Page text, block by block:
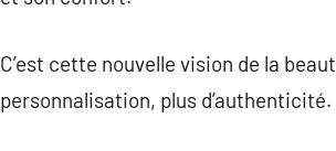
C’est cette nouvelle vision de la
personnalisation, plus d’authenticité.